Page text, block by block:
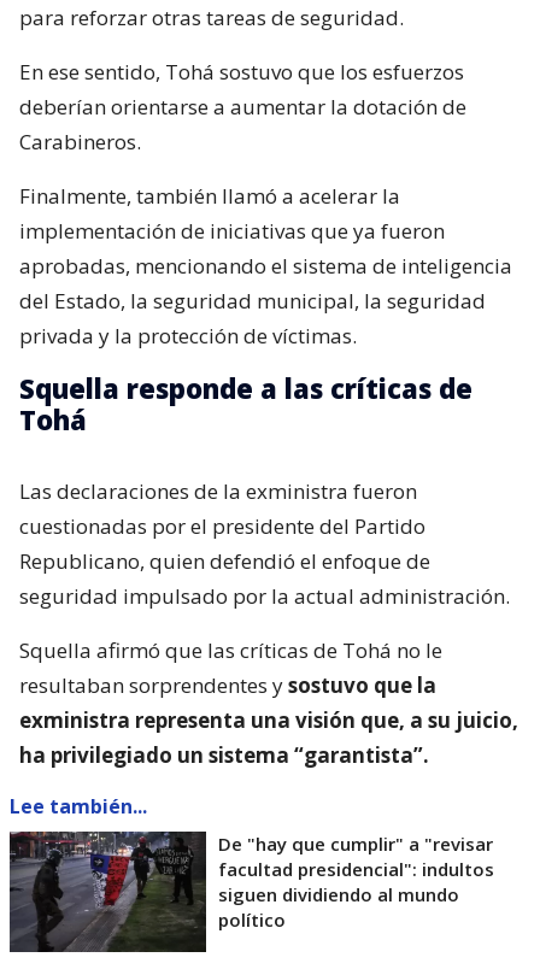
para reforzar otras tareas de seguridad.
En ese sentido, Tohá sostuvo que los esfuerzos
deberían orientarse a aumentar la dotación de
Carabineros.
Finalmente, también llamó a acelerar la
implementación de iniciativas que ya fueron
aprobadas, mencionando el sistema de inteligencia
del Estado, la seguridad municipal, la seguridad
privada y la protección de víctimas.
Squella responde a las críticas de
Tohá
Las declaraciones de la exministra fueron
cuestionadas por el presidente del Partido
Republicano, quien defendió el enfoque de
seguridad impulsado por la actual administración.
Squella afirmó que las críticas de Tohá no le
resultaban sorprendentes ysostuvo que la
exministra representa una visión que, a su juicio,
ha privilegiado un sistema “garantista”.
Lee también...
De "hay que cumplir" a "revisar
facultad presidencial": indultos
siguen dividiendo al mundo
político